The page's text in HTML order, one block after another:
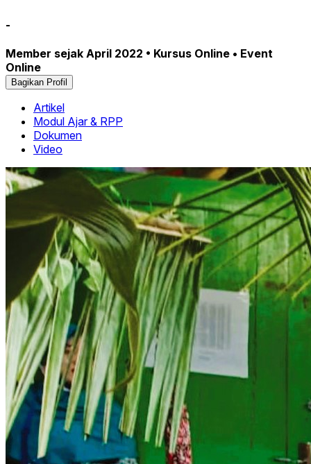
-
Member sejak April 2022 • Kursus Online • Event
Online
Bagikan Profil
Artikel
Modul Ajar & RPP
Dokumen
Video